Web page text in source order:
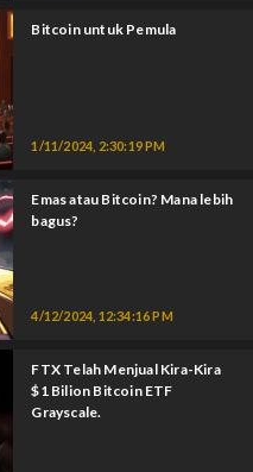
Bitcoin untuk Pemula
1/11/2024, 2:30:19 PM
Emas atau Bitcoin? Mana lebih
bagus?
4/12/2024, 12:34:16 PM
FTX Telah Menjual Kira-Kira
$1 Bilion Bitcoin ETF
Grayscale.